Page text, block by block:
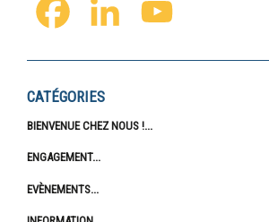
FACEBOOKLINKEDINYOUTUBE
CATÉGORIES
BIENVENUE CHEZ NOUS !
ENGAGEMENT
EVÈNEMENTS